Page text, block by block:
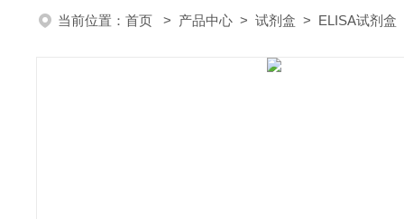
当前位置： 首页 > 产品中心 > 试剂盒 > ELISA试剂盒